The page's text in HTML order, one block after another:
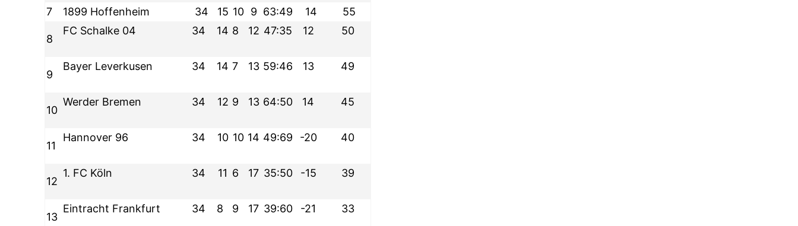
7
1899 Hoffenheim 34 15 10 9 63:49 14 55
8
FC Schalke 04 34 14 8 12 47:35 12 50
9
Bayer Leverkusen 34 14 7 13 59:46 13 49
10
Werder Bremen 34 12 9 13 64:50 14 45
11
Hannover 96 34 10 10 14 49:69 -20 40
12
1. FC Köln 34 11 6 17 35:50 -15 39
13
Eintracht Frankfurt 34 8 9 17 39:60 -21 33